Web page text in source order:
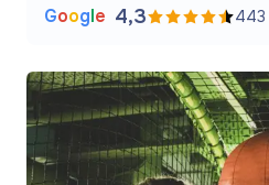
Google 4,3 443